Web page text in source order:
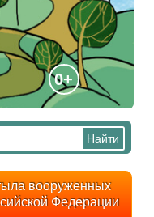
0+
вооруженных
Федерации